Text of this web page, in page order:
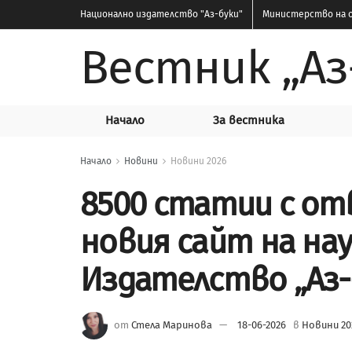
Национално издателство "Аз-буки" Министерство на
Вестник
Начало За вестника
Начало Новини Новини 2026
8500 статии с
новия сайт на
Издателство
от Стела Маринова 18-06-2026 в Новини